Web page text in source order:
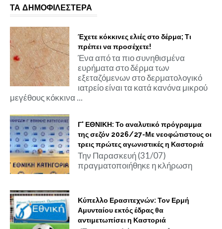
ΤΑ ΔΗΜΟΦΙΛΕΣΤΕΡΑ
Έχετε κόκκινες ελιές στο δέρμα; Τι
πρέπει να προσέχετε!
Ένα από τα πιο συνηθισμένα
ευρήματα στο δέρμα των
εξεταζόμενων στο δερματολογικό
ιατρείο είναι τα κατά κανόνα μικρού
μεγέθους κόκκινα ...
Γ' ΕΘΝΙΚΗ: Το αναλυτικό πρόγραμμα
της σεζόν 2026/27-Με νεοφώτιστους οι
τρεις πρώτες αγωνιστικές η Καστοριά
Την Παρασκευή (31/07)
πραγματοποιήθηκε η κλήρωση
Κύπελλο Ερασιτεχνών: Τον Ερμή
Αμυνταίου εκτός έδρας θα
αντιμετωπίσει η Καστοριά